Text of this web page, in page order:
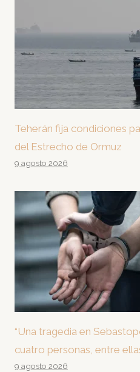
Teherán fija condiciones
del Estrecho de Ormuz
9 agosto 2026
“Una tragedia en
cuatro personas, entre
9 agosto 2026